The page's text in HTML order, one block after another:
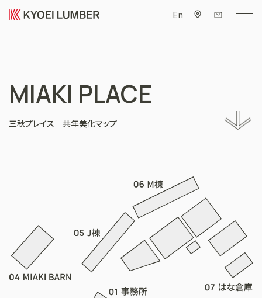
En
MIAKI PLACE
三秋プレイス 共年美化マップ